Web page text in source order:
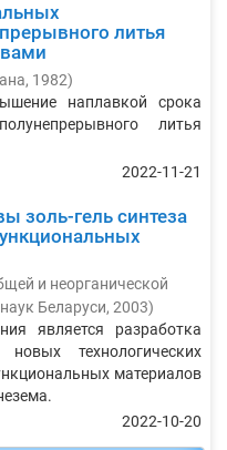
литья
, 1982)
наплавкой срока
литья
2022-11-21
золь-гель синтеза
и неорганической
Беларуси, 2003)
является разработка
технологических
материалов
2022-10-20